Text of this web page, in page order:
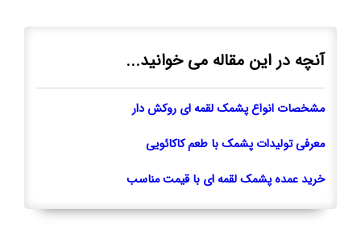
آنچه در این مقاله می خوانید...
مشخصات انواع پشمک لقمه ای روکش دار
معرفی تولیدات پشمک با طعم کاکائویی
خرید عمده پشمک لقمه ای با قیمت مناسب